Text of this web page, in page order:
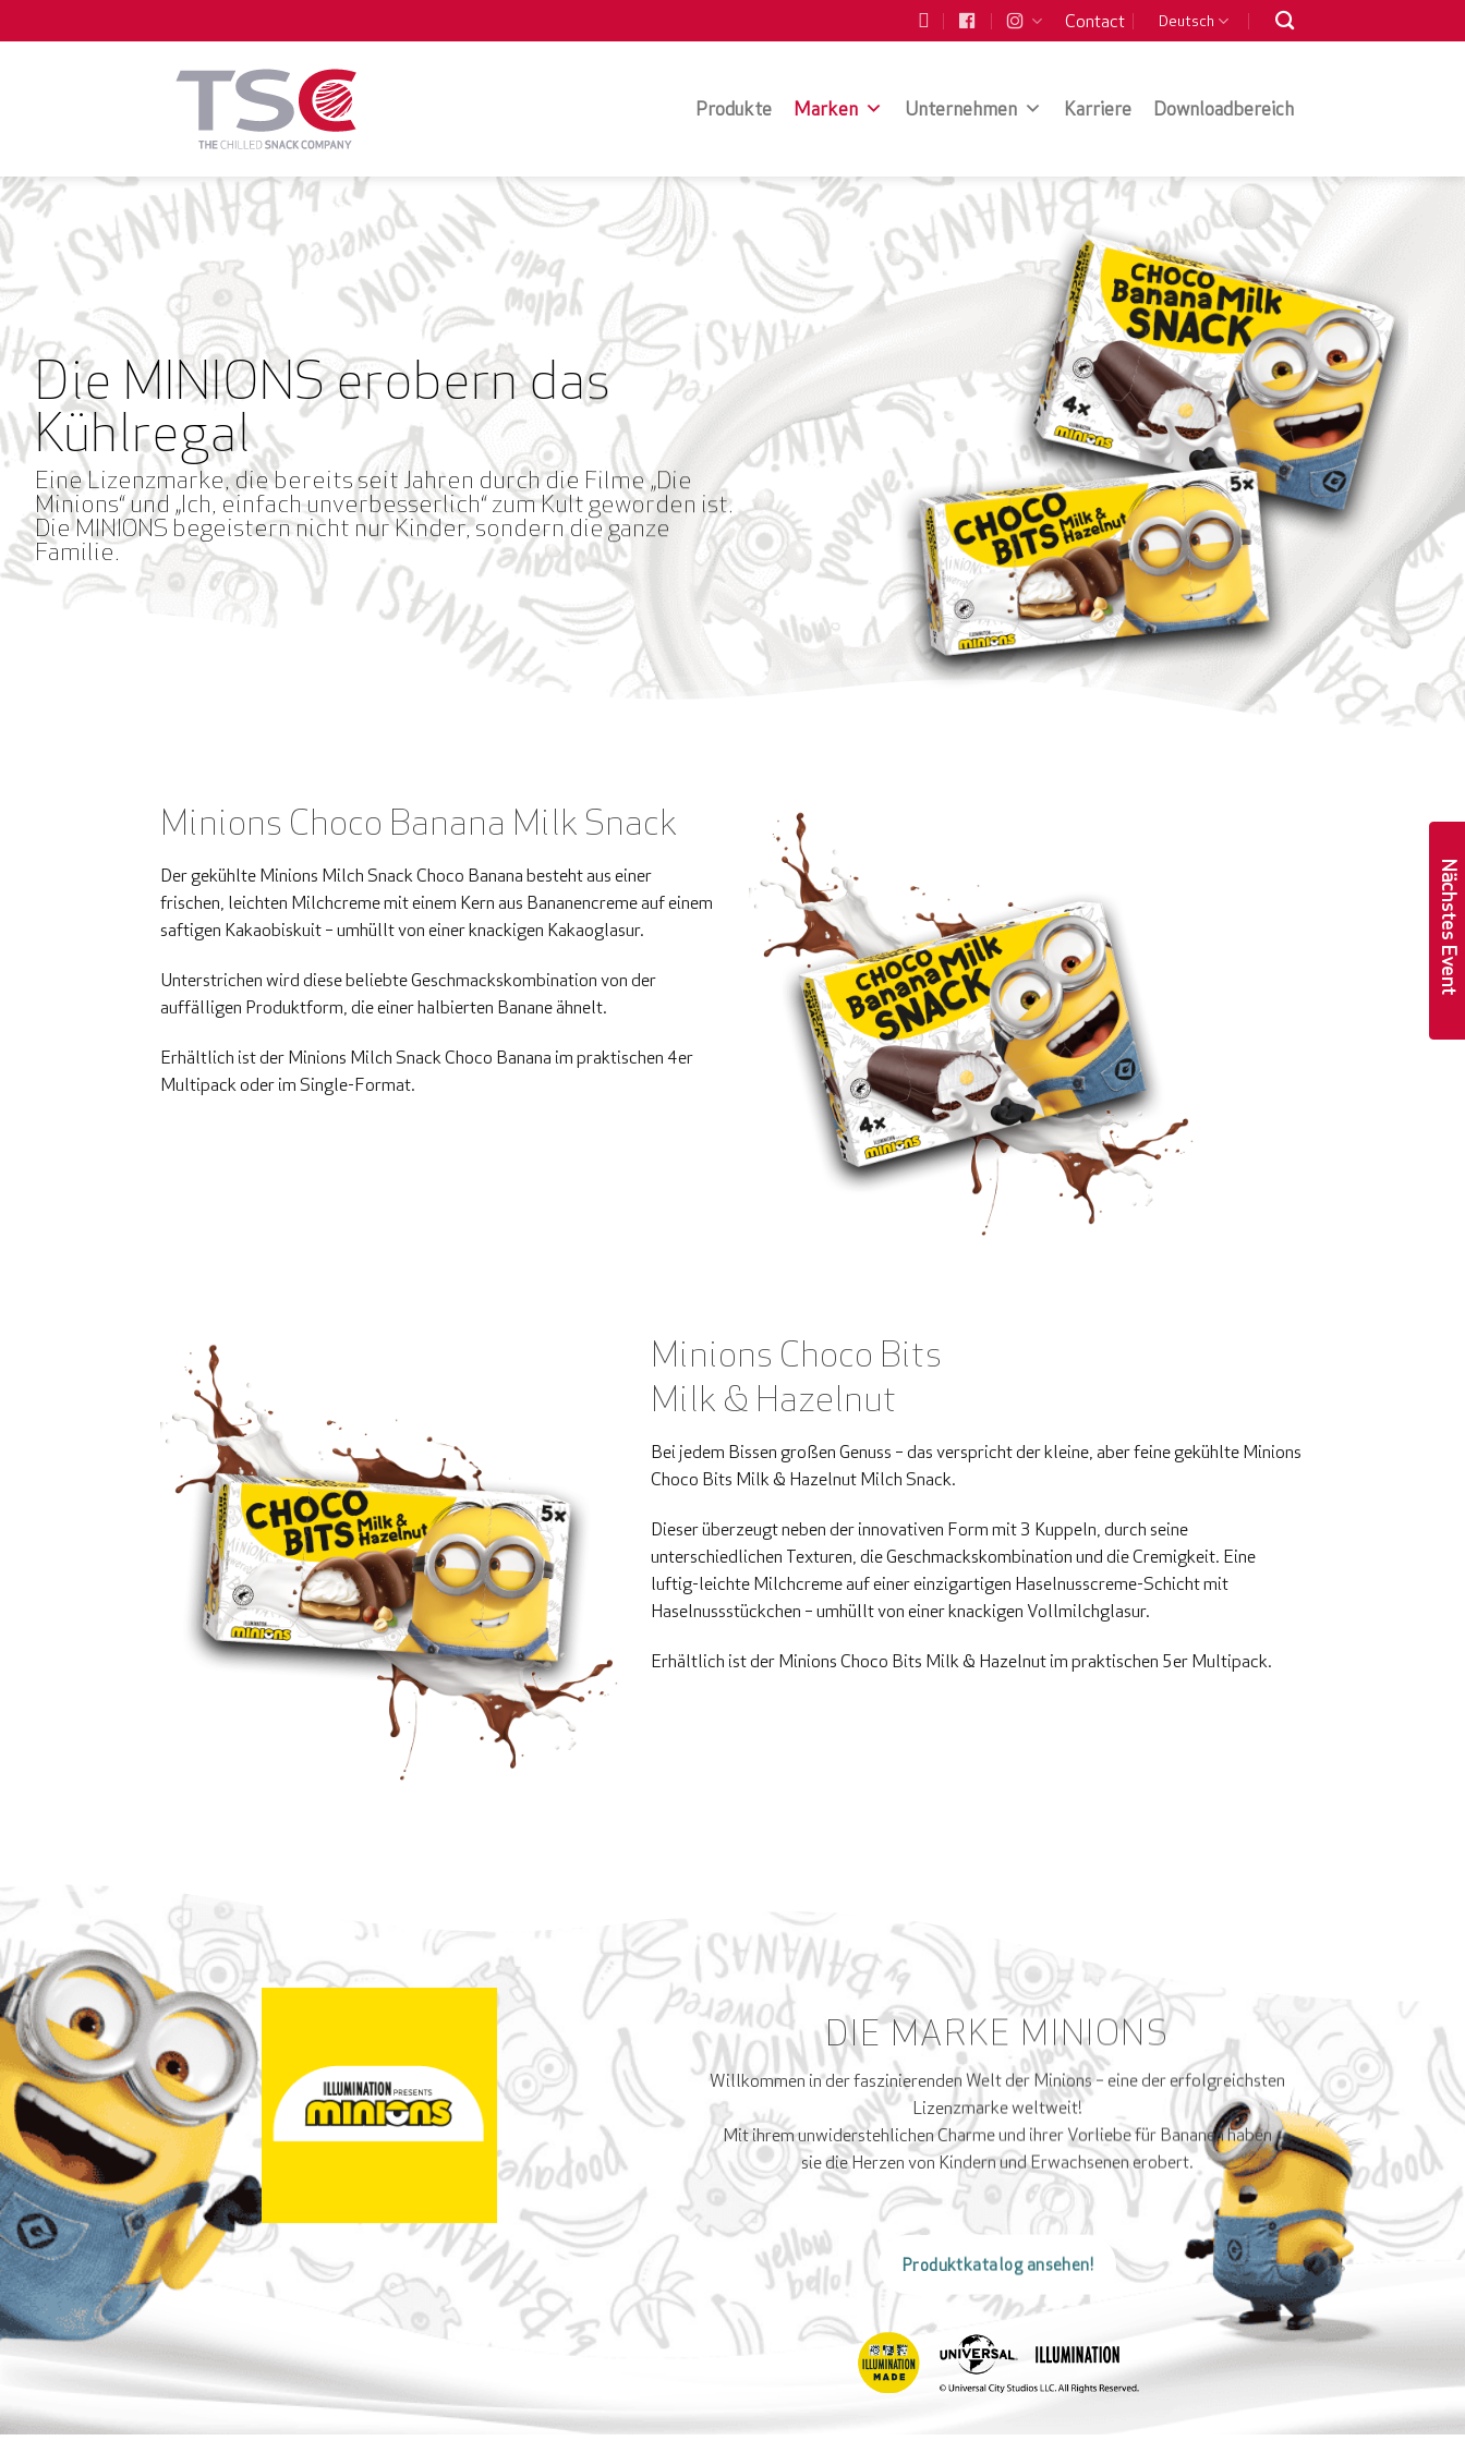
Inhalt
Contact Deutsch
Produkte Marken Unternehmen Karriere Downloadbereich
Die MINIONS erobern das
Kühlregal
Eine Lizenzmarke, die bereits seit Jahren durch die Filme „Die
Minions“ und „Ich, einfach unverbesserlich“ zum Kult geworden ist.
Die MINIONS begeistern nicht nur Kinder, sondern die ganze
Familie.
Minions Choco Banana Milk Snack
Der gekühlte Minions Milch Snack Choco Banana besteht aus einer
frischen, leichten Milchcreme mit einem Kern aus Bananencreme auf einem
saftigen Kakaobiskuit – umhüllt von einer knackigen Kakaoglasur.
Unterstrichen wird diese beliebte Geschmackskombination von der
auffälligen Produktform, die einer halbierten Banane ähnelt.
Erhältlich ist der Minions Milch Snack Choco Banana im praktischen 4er
Multipack oder im Single-Format.
Minions Choco Bits
Milk & Hazelnut
Bei jedem Bissen großen Genuss – das verspricht der kleine, aber feine gekühlte Minions
Choco Bits Milk & Hazelnut Milch Snack.
Dieser überzeugt neben der innovativen Form mit 3 Kuppeln, durch seine
unterschiedlichen Texturen, die Geschmackskombination und die Cremigkeit. Eine
luftig-leichte Milchcreme auf einer einzigartigen Haselnusscreme-Schicht mit
Haselnussstückchen – umhüllt von einer knackigen Vollmilchglasur.
Erhältlich ist der Minions Choco Bits Milk & Hazelnut im praktischen 5er Multipack.
DIE MARKE MINIONS
Willkommen in der faszinierenden Welt der Minions – eine der erfolgreichsten
Lizenzmarke weltweit!
Mit ihrem unwiderstehlichen Charme und ihrer Vorliebe für Bananen haben
sie die Herzen von Kindern und Erwachsenen erobert.
Produktkatalog ansehen!
Nächstes Event